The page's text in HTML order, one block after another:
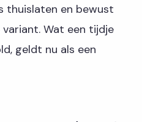
thuislaten en bewust
Wat een tijdje
geldt nu als een